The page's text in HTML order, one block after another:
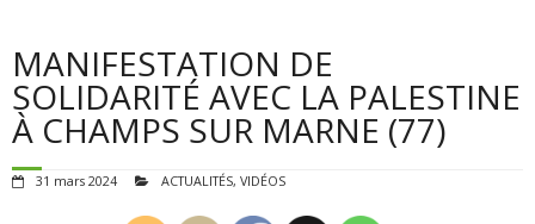
POUR AGIR
AGENDA
MANIFESTATION DE
SOLIDARITÉ AVEC LA PALESTINE
À CHAMPS SUR MARNE (77)
31 mars 2024 ACTUALITÉS, VIDÉOS